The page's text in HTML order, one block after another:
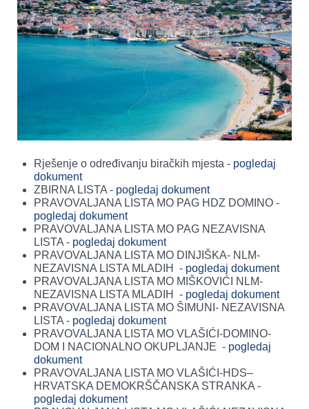
Rješenje o određivanju biračkih mjesta - pogledaj
dokument
ZBIRNA LISTA - pogledaj dokument
PRAVOVALJANA LISTA MO PAG HDZ DOMINO -
pogledaj dokument
PRAVOVALJANA LISTA MO PAG NEZAVISNA
LISTA - pogledaj dokument
PRAVOVALJANA LISTA MO DINJIŠKA- NLM-
NEZAVISNA LISTA MLADIH - pogledaj dokument
PRAVOVALJANA LISTA MO MIŠKOVIĆI NLM-
NEZAVISNA LISTA MLADIH - pogledaj dokument
PRAVOVALJANA LISTA MO ŠIMUNI- NEZAVISNA
LISTA - pogledaj dokument
PRAVOVALJANA LISTA MO VLAŠIĆI-DOMINO-
DOM I NACIONALNO OKUPLJANJE - pogledaj
dokument
PRAVOVALJANA LISTA MO VLAŠIĆI-HDS–
HRVATSKA DEMOKRŠČANSKA STRANKA -
pogledaj dokument